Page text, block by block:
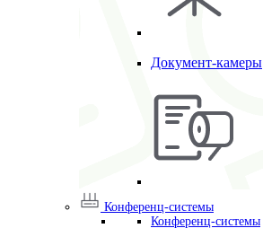
Документ-камеры
Конференц-системы
Конференц-системы